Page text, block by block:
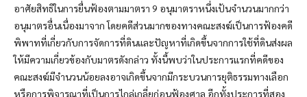
อาศัยสิทธิในการยื่นฟ้องตามมาตรา 9 อนุมาตราหนึ่งเป้นจำนวนมากกว่า
อนุมาตรอื่นเนื่องมาจาก โดยคดีส่วนมากของทางคณะสงฆ์เป็นการฟ้องคดี
พิพาทที่เกี่ยวกับการจัดการที่ดินและปัญหาที่เกิดขึ้นจากการใช้ที่ดินส่งผล
ให้มีความเกี่ยวข้องกับมาตรดังกล่าว ทั้งนี้พบว่าในประการแรกที่คดีของ
คณะสงฆ์มีจำนวนน้อยลงอาจเกิดขึ้นจากมีกระบวนการยุติธรรมทางเลือก
หรือการพิจารณาที่เป็นการไกล่เกลี่ยก่อนฟ้องศาล อีกทั้งประการที่สอง